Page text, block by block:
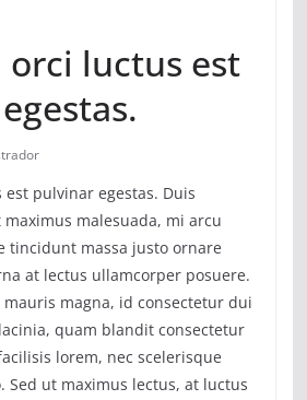
orci luctus est
pulvinar egestas. Duis
malesuada, mi arcu
tincidunt massa justo ornare
at lectus ullamcorper posuere.
magna, id consectetur dui
quam blandit consectetur
lorem, nec scelerisque
Sed ut maximus lectus, at luctus